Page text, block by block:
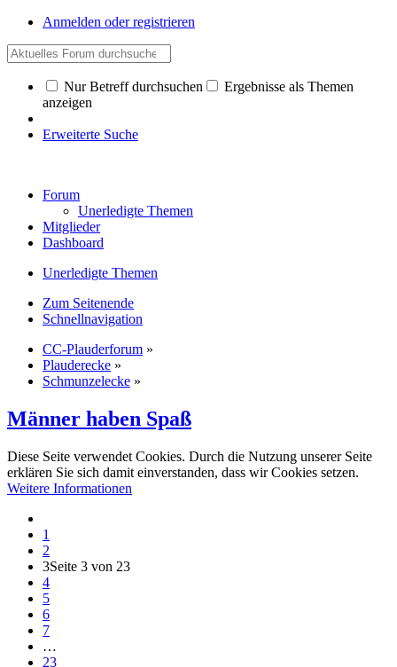
Anmelden oder registrieren
Nur Betreff durchsuchen
Ergebnisse als Themen
anzeigen
Erweiterte Suche
Forum
Unerledigte Themen
Mitglieder
Dashboard
Unerledigte Themen
Zum Seitenende
Schnellnavigation
CC-Plauderforum »
Plauderecke »
Schmunzelecke »
Männer haben Spaß
Diese Seite verwendet Cookies. Durch die Nutzung unserer Seite
erklären Sie sich damit einverstanden, dass wir Cookies setzen.
Weitere Informationen
1
2
3Seite 3 von 23
4
5
6
7
…
23